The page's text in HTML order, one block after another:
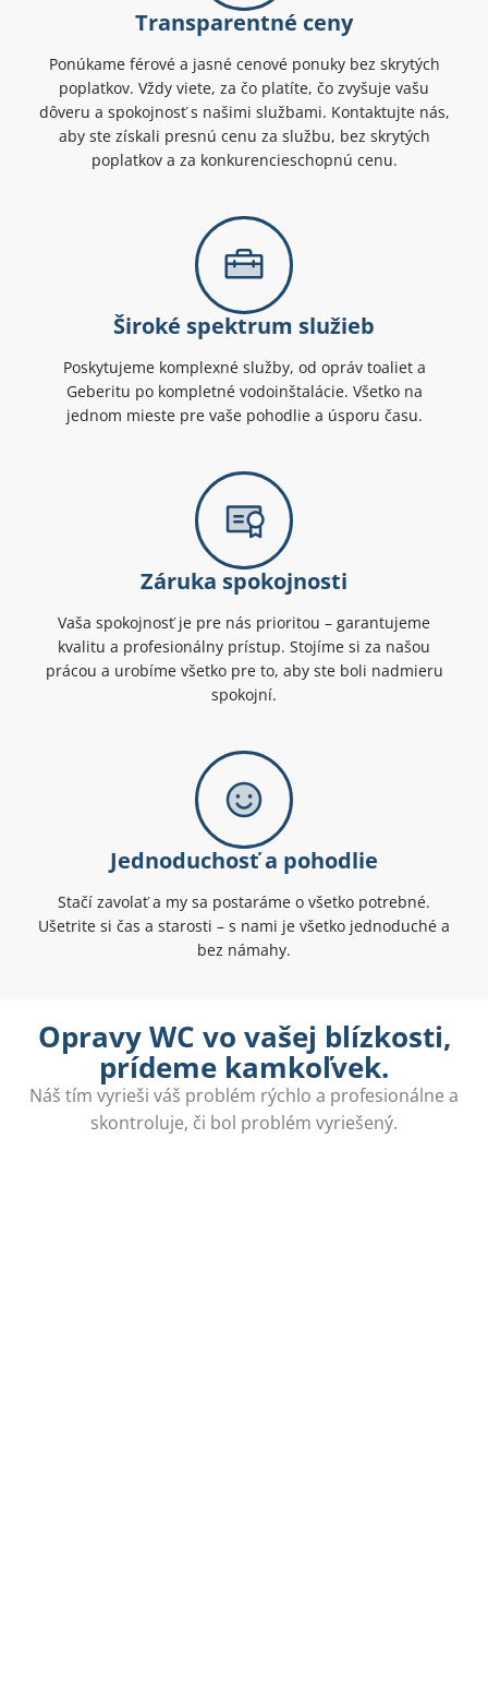
Transparentné ceny
Ponúkame férové a jasné cenové ponuky bez skrytých
poplatkov. Vždy viete, za čo platíte, čo zvyšuje vašu
dôveru a spokojnosť s našimi službami. Kontaktujte nás,
aby ste získali presnú cenu za službu, bez skrytých
poplatkov a za konkurencieschopnú cenu.
Široké spektrum služieb
Poskytujeme komplexné služby, od opráv toaliet a
Geberitu po kompletné vodoinštalácie. Všetko na
jednom mieste pre vaše pohodlie a úsporu času.
Záruka spokojnosti
Vaša spokojnosť je pre nás prioritou – garantujeme
kvalitu a profesionálny prístup. Stojíme si za našou
prácou a urobíme všetko pre to, aby ste boli nadmieru
spokojní.
Jednoduchosť a pohodlie
Stačí zavolať a my sa postaráme o všetko potrebné.
Ušetrite si čas a starosti – s nami je všetko jednoduché a
bez námahy.
Opravy WC vo vašej blízkosti,
prídeme kamkoľvek.
Náš tím vyrieši váš problém rýchlo a profesionálne a
skontroluje, či bol problém vyriešený.